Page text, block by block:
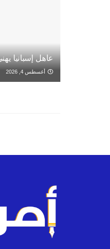
عاهل إسبانيا
أغسطس 4, 2026